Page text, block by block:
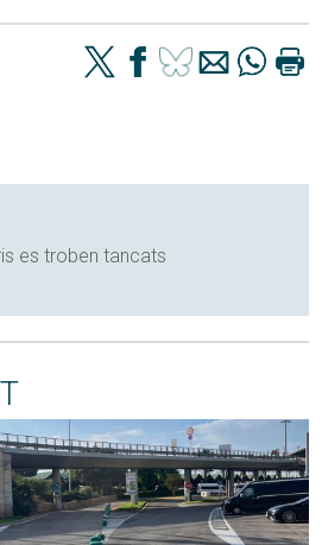
es troben tancats